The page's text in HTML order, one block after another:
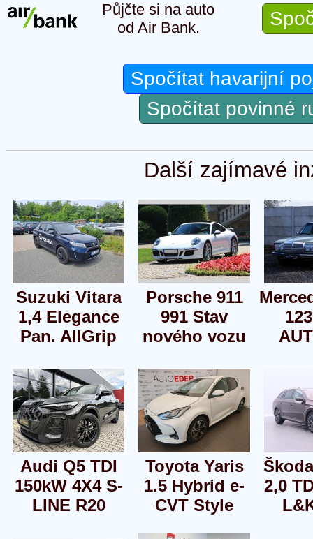
Půjčte si na auto
od Air Bank.
Spočítat havarijní
Spočítat povinné
Další zajímavé
Suzuki Vitara
1,4 Elegance
Pan. AllGrip
Porsche 911
991 Stav
nového vozu
Audi Q5 TDI
150kW 4X4 S-
LINE R20
Toyota Yaris
1.5 Hybrid e-
CVT Style
2,0